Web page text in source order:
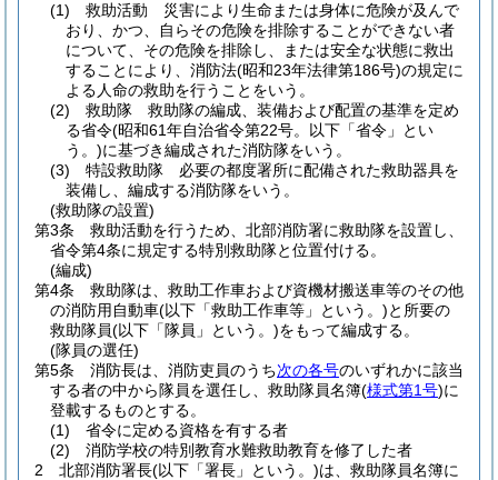
(1)
救助活動 災害により生命または身体に危険が及んで
おり、かつ、自らその危険を排除することができない者
について、その危険を排除し、または安全な状態に救出
することにより、消防法(昭和23年法律第186号)の規定に
よる人命の救助を行うことをいう。
(2)
救助隊 救助隊の編成、装備および配置の基準を定め
る省令(昭和61年自治省令第22号。以下「省令」とい
う。)に基づき編成された消防隊をいう。
(3)
特設救助隊 必要の都度署所に配備された救助器具を
装備し、編成する消防隊をいう。
(救助隊の設置)
第3条
救助活動を行うため、北部消防署に救助隊を設置し、
省令第4条に規定する特別救助隊と位置付ける。
(編成)
第4条
救助隊は、救助工作車および資機材搬送車等のその他
の消防用自動車(以下「救助工作車等」という。)と所要の
救助隊員(以下「隊員」という。)をもって編成する。
(隊員の選任)
第5条
消防長は、消防吏員のうち次の各号のいずれかに該当
する者の中から隊員を選任し、救助隊員名簿(様式第1号)に
登載するものとする。
(1)
省令に定める資格を有する者
(2)
消防学校の特別教育水難救助教育を修了した者
2
北部消防署長(以下「署長」という。)は、救助隊員名簿に